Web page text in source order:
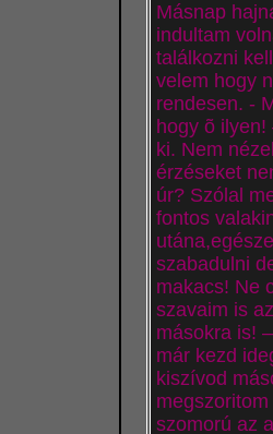
Másnap
indultam
találkozni
velem hogy
rendesen. -
hogy õ
ki. Nem
érzéseket
úr? Szólal
fontos
szabadulni
makacs! Ne
szavaim is
másokra is!
már kezd
kiszívod
szomorú az